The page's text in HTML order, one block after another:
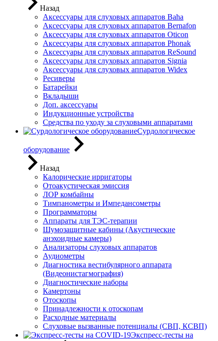
Назад
Аксессуары для слуховых аппаратов Baha
Аксессуары для слуховых аппаратов Bernafon
Аксессуары для слуховых аппаратов Oticon
Аксессуары для слуховых аппаратов Phonak
Аксессуары для слуховых аппаратов ReSound
Аксессуары для слуховых аппаратов Signia
Аксессуары для слуховых аппаратов Widex
Ресиверы
Батарейки
Вкладыши
Доп. аксессуары
Индукционные устройства
Средства по уходу за слуховыми аппаратами
Сурдологическое
оборудование
Назад
Калорические ирригаторы
Отоакустическая эмиссия
ЛОР комбайны
Тимпанометры и Импедансометры
Программаторы
Аппараты для ТЭС-терапии
Шумозащитные кабины (Акустические
анэхоидные камеры)
Анализаторы слуховых аппаратов
Аудиометры
Диагностика вестибулярного аппарата
(Видеонистагмография)
Диагностические наборы
Камертоны
Отоскопы
Принадлежности к отоскопам
Расходные материалы
Слуховые вызванные потенциалы (СВП, КСВП)
Экспресс-тесты на